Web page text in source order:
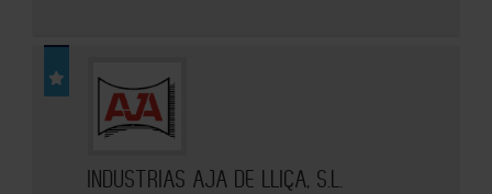
INDUSTRIAS AJA DE LLIÇA, S.L.